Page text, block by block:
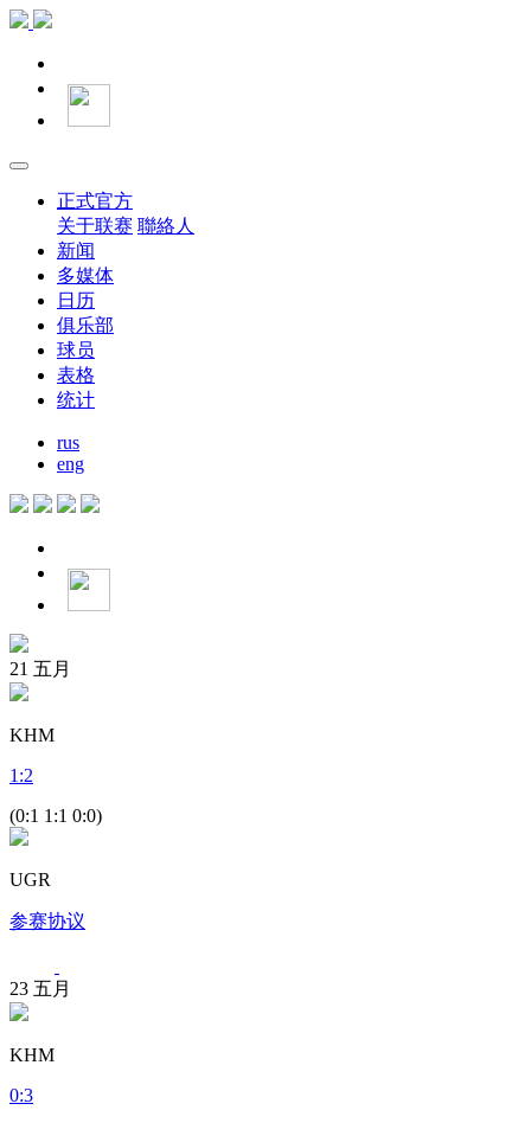
正式官方
关于联赛 聯絡人
新闻
多媒体
日历
俱乐部
球员
表格
统计
rus
eng
21 五月
KHM
1 :2
(0:1 1:1 0:0)
UGR
参赛协议
23 五月
KHM
0:3